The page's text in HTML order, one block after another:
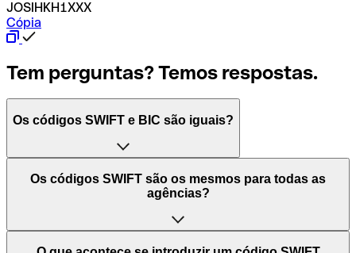
JOSIHKH1XXX
Cópia
Tem perguntas? Temos respostas.
Os códigos SWIFT e BIC são iguais?
O acrónimo SWIFT significa "Society for Worldwide
Interbank Financial Telecommunication (Sociedade para
Mundiais)". Trata-se de uma rede mundial onde se
processam pagamentos entre países. Por outro lado, BIC
Os códigos SWIFT são os mesmos para todas as
agências?